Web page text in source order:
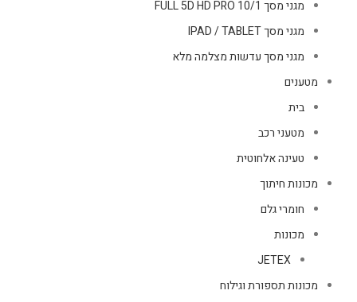
מגני מסך FULL 5D HD PRO 10/1
מגני מסך IPAD / TABLET
מגני מסך עדשות מצלמה מלא
מטענים
בית
מטעני רכב
טעינה אלחוטית
מכונות חיתוך
חומרי גלם
מכונות
JETEX
מכונות תספורת וגילוח